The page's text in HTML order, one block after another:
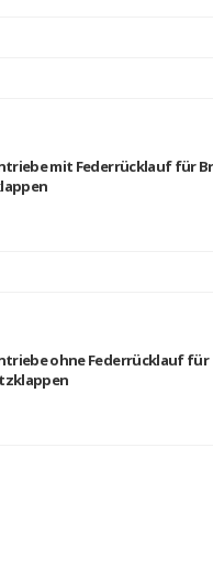
mit Federrücklauf für
ohne Federrücklauf für